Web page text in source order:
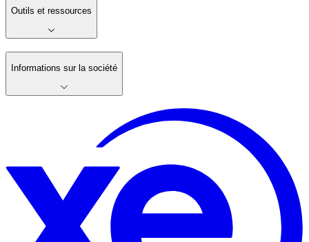
Outils et ressources
Informations sur la société